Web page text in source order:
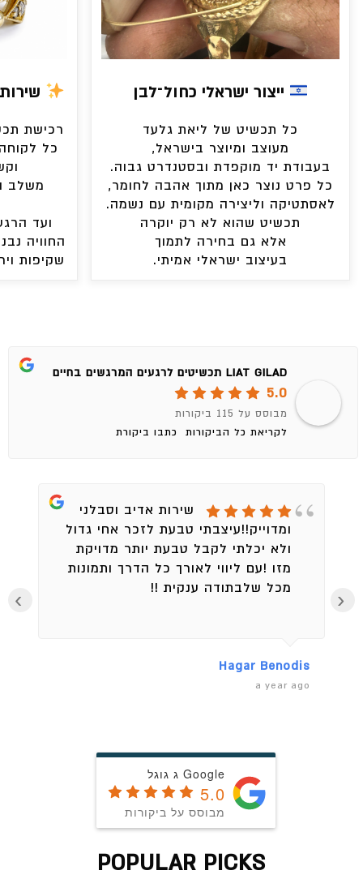
ייצור ישראלי כחול־לבן
כל תכשיט של ליאת גלעד
מעוצב ומיוצר בישראל,
בעבודת יד מוקפדת ובסטנדרט גבוה.
כל פרט נוצר כאן מתוך אהבה לחומר,
לאסתטיקה וליצירה מקומית עם נשמה.
תכשיט שהוא לא רק יוקרה
אלא גם בחירה לתמוך
בעיצוב ישראלי אמיתי.
רכישת
כל
משלב
ועד
החוויה
שקיפות
LIAT GILAD תכשיטים לרגעים המרגשים בחיים
5.0
מבוסס על 115 ביקורות
לקריאת כל הביקורות
כתבו ביקורת
שירות אדיב וסבלני
ומדוייק!!עיצבתי טבעת לזכר אחי גדול
ולא יכלתי לקבל טבעת יותר מדויקת
מזו !עם ליווי לאורך כל הדרך ותמונות
מכל שלבתודה ענקית !!
Hagar Benodis
a year ago
‹
›
Google ג גוגל
5.0
מבוסס על ביקורות
POPULAR PICKS